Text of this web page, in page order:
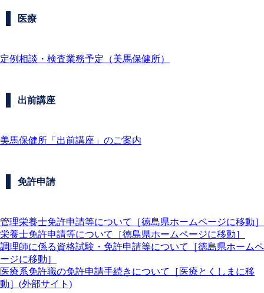
医療
定例相談・検査業務予定（美馬保健所）
出前講座
美馬保健所「出前講座」のご案内
免許申請
管理栄養士免許申請等について［徳島県ホームページに移動］
栄養士免許申請等について［徳島県ホームページに移動］
調理師に係る資格試験・免許申請等について［徳島県ホームペ
ージに移動］
医療系免許職の免許申請手続きについて［医療とくしまに移
動］(外部サイト)